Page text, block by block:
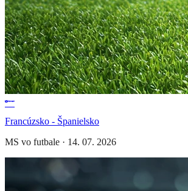
Francúzsko - Španielsko
MS vo futbale · 14. 07. 2026